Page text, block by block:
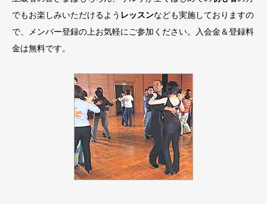
でもお楽しみいただけるよう レッスンなども実施しておりますの
で、メンバー登録の上お気軽にご参加ください。入会金＆登録料
金は無料です。